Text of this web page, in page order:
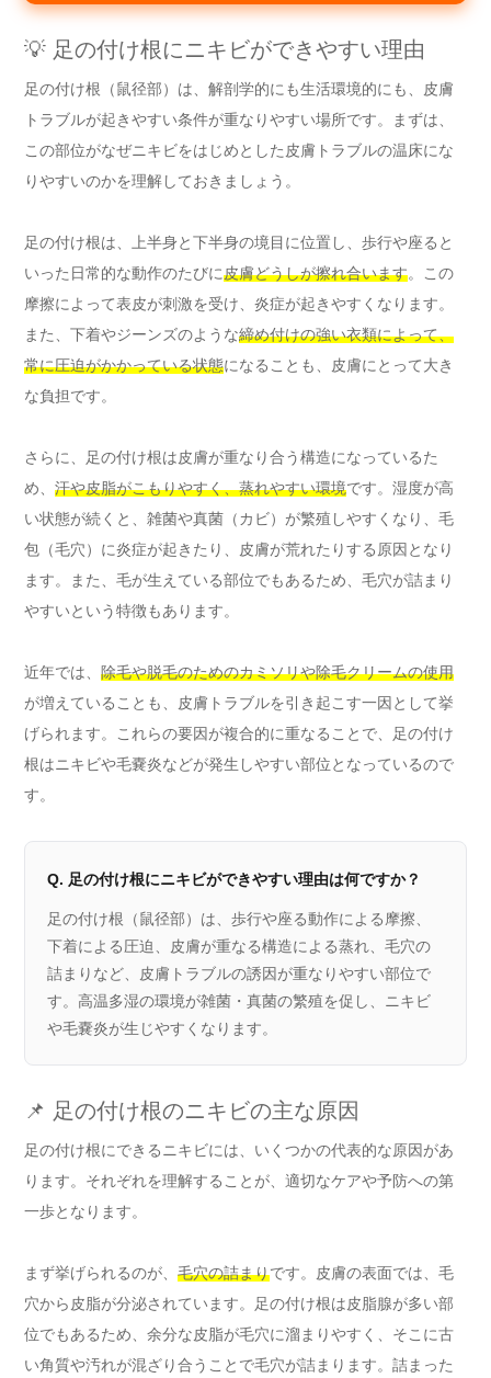
💡 足の付け根にニキビができやすい理由
足の付け根（鼠径部）は、解剖学的にも生活環境的にも、皮膚
トラブルが起きやすい条件が重なりやすい場所です。まずは、
この部位がなぜニキビをはじめとした皮膚トラブルの温床にな
りやすいのかを理解しておきましょう。
足の付け根は、上半身と下半身の境目に位置し、歩行や座ると
いった日常的な動作のたびに皮膚どうしが擦れ合います。この
摩擦によって表皮が刺激を受け、炎症が起きやすくなります。
また、下着やジーンズのような締め付けの強い衣類によって、
常に圧迫がかかっている状態になることも、皮膚にとって大き
な負担です。
さらに、足の付け根は皮膚が重なり合う構造になっているた
め、 汗や皮脂がこもりやすく、蒸れやすい環境です。湿度が高
い状態が続くと、雑菌や真菌（カビ）が繁殖しやすくなり、毛
包（毛穴）に炎症が起きたり、皮膚が荒れたりする原因となり
ます。また、毛が生えている部位でもあるため、毛穴が詰まり
やすいという特徴もあります。
近年では、 除毛や脱毛のためのカミソリや除毛クリームの使用
が増えていることも、皮膚トラブルを引き起こす一因として挙
げられます。これらの要因が複合的に重なることで、足の付け
根はニキビや毛嚢炎などが発生しやすい部位となっているので
す。
Q. 足の付け根にニキビができやすい理由は何ですか？
足の付け根（鼠径部）は、歩行や座る動作による摩擦、
下着による圧迫、皮膚が重なる構造による蒸れ、毛穴の
詰まりなど、皮膚トラブルの誘因が重なりやすい部位で
す。高温多湿の環境が雑菌・真菌の繁殖を促し、ニキビ
や毛嚢炎が生じやすくなります。
📌 足の付け根のニキビの主な原因
足の付け根にできるニキビには、いくつかの代表的な原因があ
ります。それぞれを理解することが、適切なケアや予防への第
一歩となります。
まず挙げられるのが、 毛穴の詰まりです。皮膚の表面では、毛
穴から皮脂が分泌されています。足の付け根は皮脂腺が多い部
位でもあるため、余分な皮脂が毛穴に溜まりやすく、そこに古
い角質や汚れが混ざり合うことで毛穴が詰まります。詰まった